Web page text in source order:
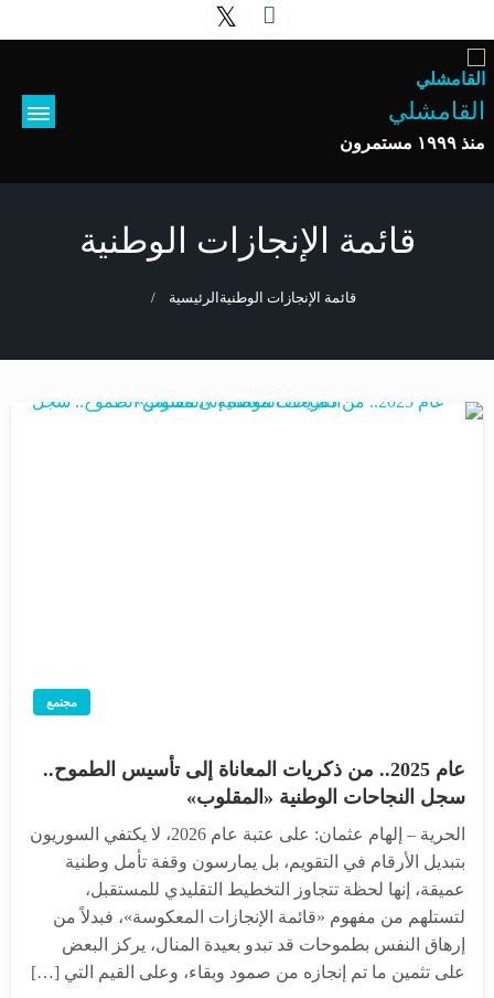
القامشلي
منذ ١٩٩٩ مستمرون
قائمة الإنجازات الوطنية
الرئيسية قائمة الإنجازات الوطنية
مجتمع
عام 2025.. من ذكريات المعاناة إلى تأسيس الطموح..
سجل النجاحات الوطنية «المقلوب»
الحرية – إلهام عثمان: على عتبة عام 2026، لا يكتفي السوريون
بتبديل الأرقام في التقويم، بل يمارسون وقفة تأمل وطنية
عميقة، إنها لحظة تتجاوز التخطيط التقليدي للمستقبل،
لتستلهم من مفهوم «قائمة الإنجازات المعكوسة»، فبدلاً من
إرهاق النفس بطموحات قد تبدو بعيدة المنال، يركز البعض
على تثمين ما تم إنجازه من صمود وبقاء، وعلى القيم التي […]